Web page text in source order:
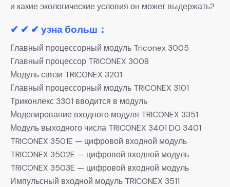
и какие экологические условия он может выдержать?
✔ ✔ ✔ узна больш：
Главный процессорный модуль Triconex 3005
Главный процессор TRICONEX 3008
Модуль связи TRICONEX 3201
Главный процессорный модуль TRICONEX 3101
Триконлекс 3301 вводится в модуль
Моделирование входного модуля TRICONEX 3351
Модуль выходного числа TRICONEX 3401 DO 3401
TRICONEX 3501E — цифровой входной модуль
TRICONEX 3502E — цифровой входной модуль
TRICONEX 3503E — цифровой входной модуль
Импульсный входной модуль TRICONEX 3511